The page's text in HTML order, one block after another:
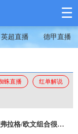
☰
英超直播 德甲直播
蛛直播 红单解说
拉格/欧文组合很期